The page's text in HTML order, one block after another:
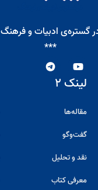
گستره‌ی ادبیات و فرهنگ
***
لینک ۲
مقاله‌ها
گفت‌و‌گو
نقد و تحلیل
معرفی کتاب